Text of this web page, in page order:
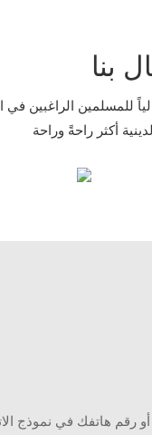
للمسلمين الراغبين في
أو رقم هاتفك في نموذج